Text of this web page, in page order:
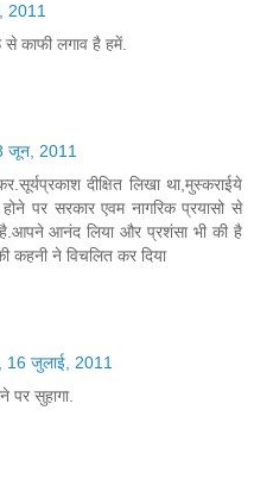
2011
काफी लगाव है हमें.
जून, 2011
दीक्षित लिखा था,मुस्कराईये
पर सरकार एवम नागरिक प्रयासो से
आनंद लिया और प्रशंसा भी की है
कहनी ने विचलित कर दिया
16 जुलाई, 2011
पर सुहागा.